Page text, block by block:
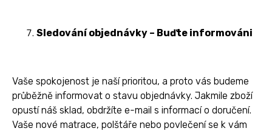
Sledování objednávky – Buďte informováni
Vaše spokojenost je naší prioritou, a proto vás budeme
průběžně informovat o stavu objednávky. Jakmile zboží
opustí náš sklad, obdržíte e-mail s informací o doručení.
Vaše nové matrace, polštáře nebo povlečení se k vám